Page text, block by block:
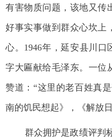
有害物质问题，该地又传
好事实事做到群众心坎上
心。1946年，延安县川口
字大匾献给毛泽东。一位
赞道：“这里的老百姓真
南的饥民想起》，《解放
群众拥护是政绩评判